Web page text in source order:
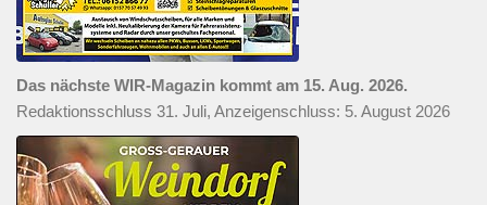
Das nächste WIR-Magazin kommt am 15. Aug. 2026.
Redaktionsschluss 31. Juli, Anzeigenschluss: 5. August 2026